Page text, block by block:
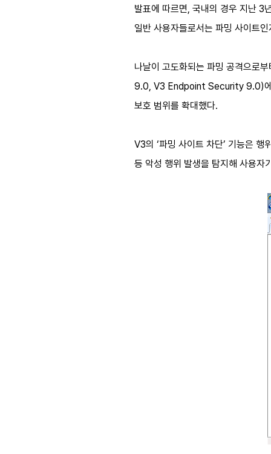
발표에 따르면, 국내의 경우 지난 3
일반 사용자들로서는 파밍 사이트
나날이 고도화되는 파밍 공격으로
9.0, V3 Endpoint Security 9.0)에
보호 범위를 확대했다.
V3의 ‘파밍 사이트 차단’ 기능은
등 악성 행위 발생을 탐지해 사용